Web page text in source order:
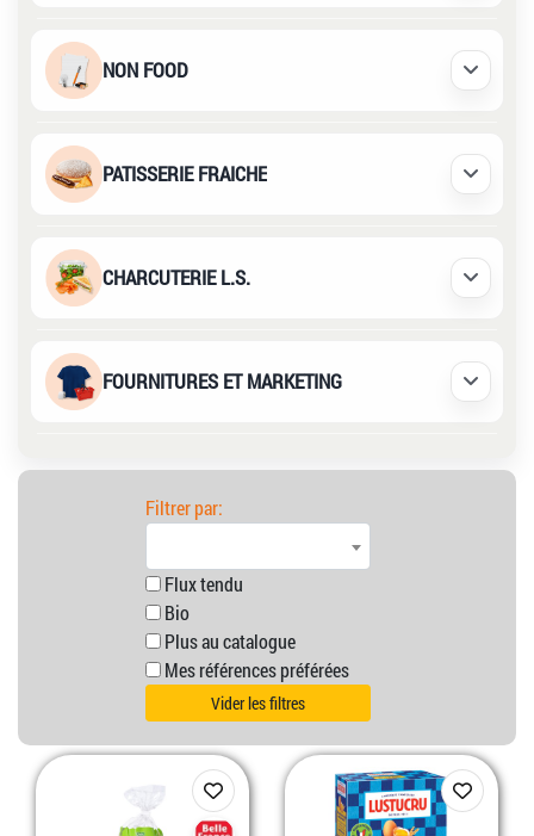
NON FOOD Déplier
PATISSERIE FRAICHE Déplier
CHARCUTERIE L.S. Déplier
FOURNITURES ET MARKETING Déplier
Filtrer par:
Flux tendu
Bio
Plus au catalogue
Mes références préférées
Vider les filtres